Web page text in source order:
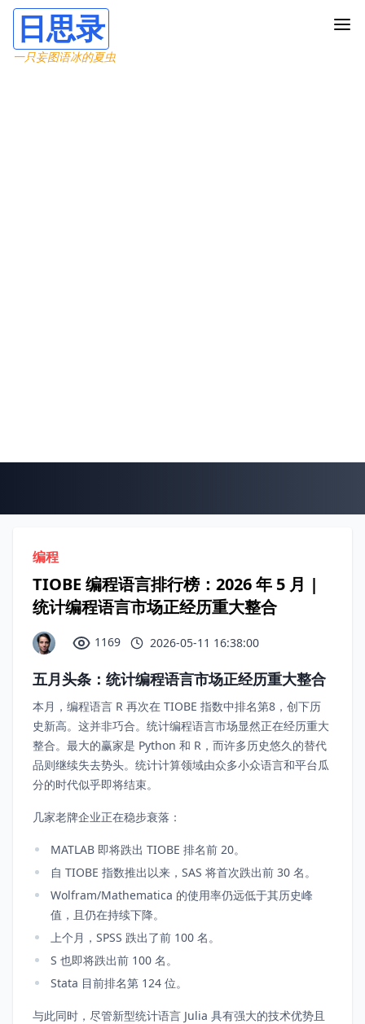
日思录
一只妄图语冰的夏虫
编程
TIOBE 编程语言排行榜：2026 年 5 月 |
统计编程语言市场正经历重大整合
1169 2026-05-11 16:38:00
五月头条：统计编程语言市场正经历重大整合
本月，编程语言 R 再次在 TIOBE 指数中排名第8，创下历
史新高。这并非巧合。统计编程语言市场显然正在经历重大
整合。最大的赢家是 Python 和 R，而许多历史悠久的替代
品则继续失去势头。统计计算领域由众多小众语言和平台瓜
分的时代似乎即将结束。
几家老牌企业正在稳步衰落：
MATLAB 即将跌出 TIOBE 排名前 20。
自 TIOBE 指数推出以来，SAS 将首次跌出前 30 名。
Wolfram/Mathematica 的使用率仍远低于其历史峰
值，且仍在持续下降。
上个月，SPSS 跌出了前 100 名。
S 也即将跌出前 100 名。
Stata 目前排名第 124 位。
与此同时，尽管新型统计语言 Julia 具有强大的技术优势且